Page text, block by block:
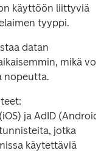
käyttöön liittyviä
tyyppi.
datan
mikä voi
nopeutta.
ja AdID
jotka
käytettäviä